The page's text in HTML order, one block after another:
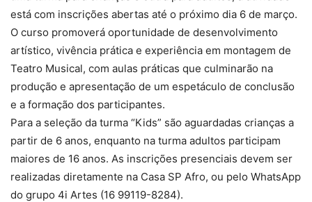
está com inscrições abertas até o próximo dia 6 de março.
O curso promoverá oportunidade de desenvolvimento
artístico, vivência prática e experiência em montagem de
Teatro Musical, com aulas práticas que culminarão na
produção e apresentação de um espetáculo de conclusão
e a formação dos participantes.
Para a seleção da turma “Kids” são aguardadas crianças a
partir de 6 anos, enquanto na turma adultos participam
maiores de 16 anos. As inscrições presenciais devem ser
realizadas diretamente na Casa SP Afro, ou pelo WhatsApp
do grupo 4i Artes (16 99119-8284).